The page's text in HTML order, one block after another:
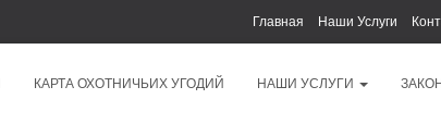
Главная Наши Услуги
КАРТА ОХОТНИЧЬИХ УГОДИЙ НАШИ УСЛУГИ